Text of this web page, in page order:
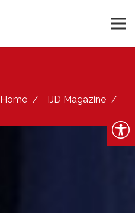
Home IJD Magazine